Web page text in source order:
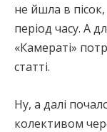
не йшла в
період часу. А
«Камераті»
статті.
Ну, а далі
колективом